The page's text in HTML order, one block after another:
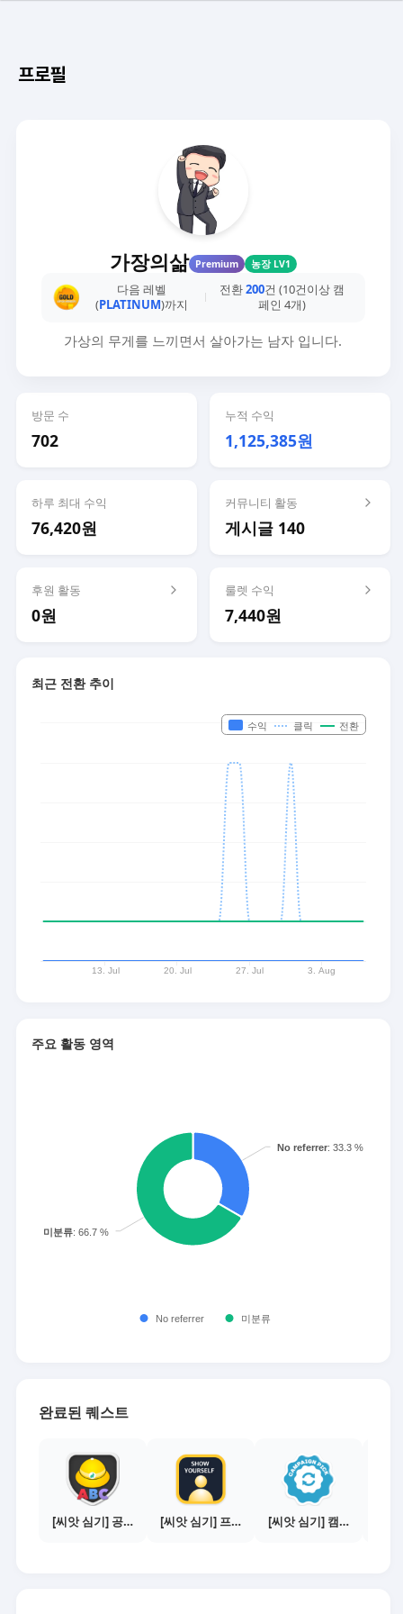
프로필
가장의삶 Premium 농장 LV1
다음 레벨
(PLATINUM)까지
전환200건 (10건이상 캠
페인 4개)
가상의 무게를 느끼면서 살아가는 남자 입니다.
방문 수
702
누적 수익
1,125,385원
하루 최대 수익
76,420원
커뮤니티 활동
게시글 140
후원 활동
0원
룰렛 수익
7,440원
최근 전환 추이
주요 활동 영역
완료된 퀘스트
[씨앗 심기] 공지보기 - 새내기 필수 주의사항 [씨앗 심기] 프로필 사진 등록하기 [씨앗 심기] 캠페인 선택하기 - PICK 1개